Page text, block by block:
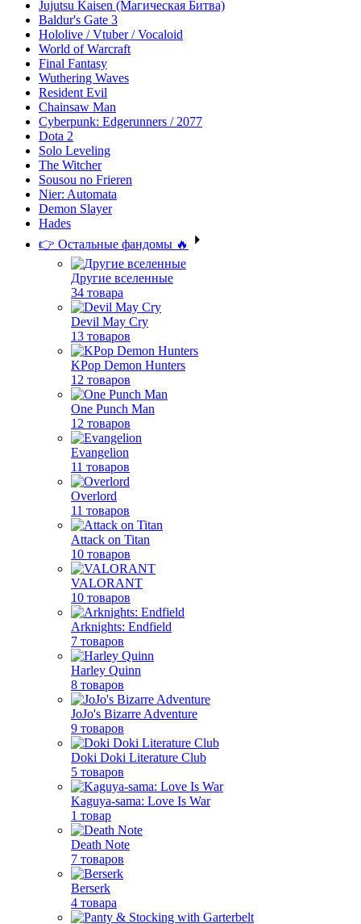
Jujutsu Kaisen (Магическая Битва)
Baldur's Gate 3
Hololive / Vtuber / Vocaloid
World of Warcraft
Final Fantasy
Wuthering Waves
Resident Evil
Chainsaw Man
Cyberpunk: Edgerunners / 2077
Dota 2
Solo Leveling
The Witcher
Sousou no Frieren
Nier: Automata
Demon Slayer
Hades
👉 Остальные фандомы 🔥
Другие вселенные
34 товара
Devil May Cry
13 товаров
KPop Demon Hunters
12 товаров
One Punch Man
12 товаров
Evangelion
11 товаров
Overlord
11 товаров
Attack on Titan
10 товаров
VALORANT
10 товаров
Arknights: Endfield
7 товаров
Harley Quinn
8 товаров
JoJo's Bizarre Adventure
9 товаров
Doki Doki Literature Club
5 товаров
Kaguya-sama: Love Is War
1 товар
Death Note
7 товаров
Berserk
4 товара